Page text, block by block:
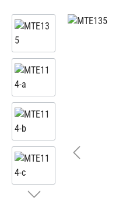
Salta la galleria di immagini